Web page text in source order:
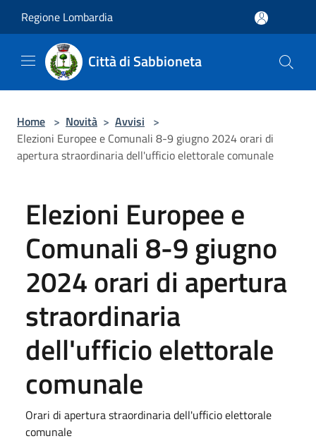
Regione Lombardia
Città di Sabbioneta
Home > Novità > Avvisi >
Elezioni Europee e Comunali 8-9 giugno 2024 orari di
apertura straordinaria dell'ufficio elettorale comunale
Elezioni Europee e
Comunali 8-9 giugno
2024 orari di apertura
straordinaria
dell'ufficio elettorale
comunale
Orari di apertura straordinaria dell'ufficio elettorale
comunale